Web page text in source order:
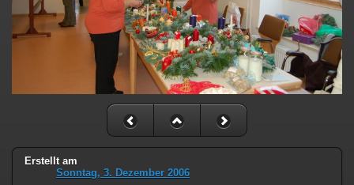
Erstellt am
Sonntag, 3. Dezember 2006